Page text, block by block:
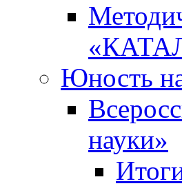
Юность
науки»